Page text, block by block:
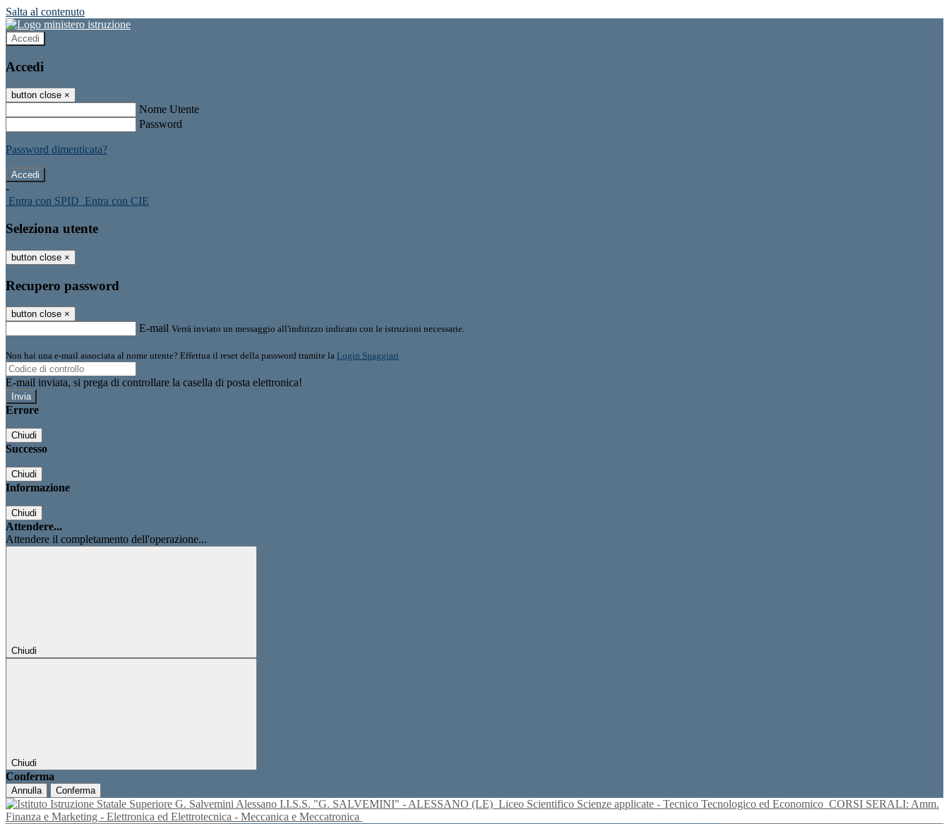
Salta al contenuto
Accedi
Accedi
button close ×
Nome Utente
Password
Password dimenticata?
-
Entra con SPID Entra con CIE
Seleziona utente
button close ×
Recupero password
button close ×
E-mail Verrà inviato un messaggio all'indirizzo indicato con le istruzioni necessarie.
Non hai una e-mail associata al nome utente? Effettua il reset della password tramite la Login Spaggiari
E-mail inviata, si prega di controllare la casella di posta elettronica!
Errore
Chiudi
Successo
Chiudi
Informazione
Chiudi
Attendere...
Attendere il completamento dell'operazione...
Chiudi
Chiudi
Conferma
Annulla Conferma
I.I.S.S. "G. SALVEMINI" - ALESSANO (LE) Liceo Scientifico Scienze applicate - Tecnico Tecnologico ed Economico CORSI SERALI: Amm.
Finanza e Marketing - Elettronica ed Elettrotecnica - Meccanica e Meccatronica